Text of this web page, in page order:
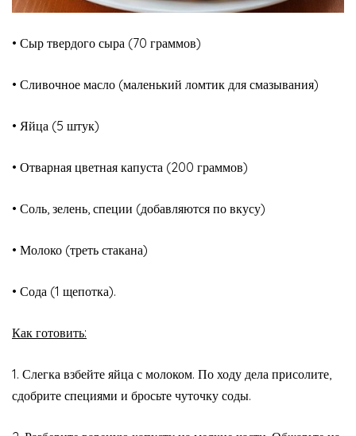
• Сыр твердого сыра (70 граммов)
• Сливочное масло (маленький ломтик для смазывания)
• Яйца (5 штук)
• Отварная цветная капуста (200 граммов)
• Соль, зелень, специи (добавляются по вкусу)
• Молоко (треть стакана)
• Сода (1 щепотка).
Как готовить:
1. Слегка взбейте яйца с молоком. По ходу дела присолите,
сдобрите специями и бросьте чуточку соды.